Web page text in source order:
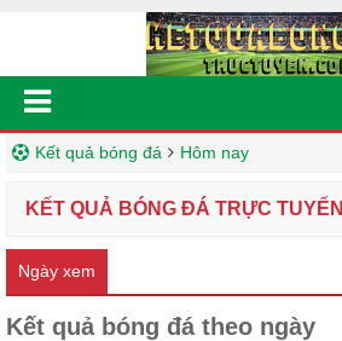
Kết quả bóng đá Hôm nay
KẾT QUẢ BÓNG ĐÁ TRỰC TUYẾN
Ngày xem
Kết quả bóng đá theo ngày